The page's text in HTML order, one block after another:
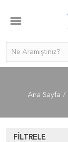
Ana Sayfa
FILTRELE